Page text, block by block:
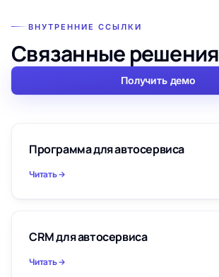
ВНУТРЕННИЕ ССЫЛКИ
Связанные решения
Получить демо
Программа для автосервиса
Читать
CRM для автосервиса
Читать